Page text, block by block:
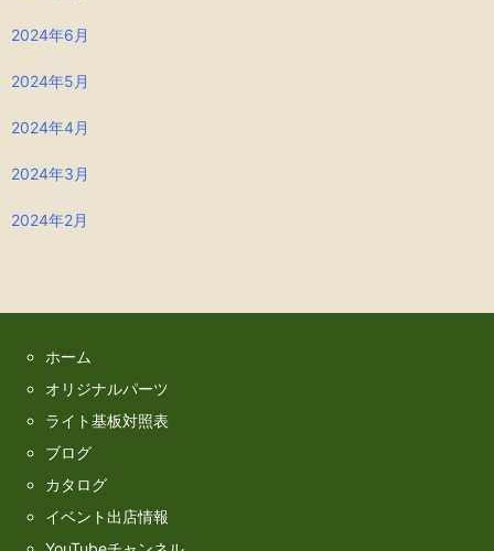
2024年6月
2024年5月
2024年4月
2024年3月
2024年2月
ホーム
オリジナルパーツ
ライト基板対照表
ブログ
カタログ
イベント出店情報